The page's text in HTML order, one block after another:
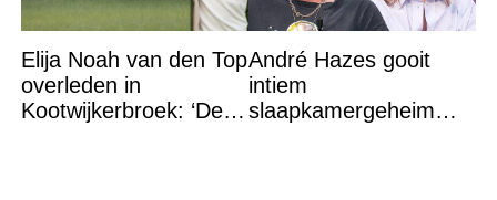
Elija Noah van den Top
overleden in
Kootwijkerbroek: ‘De
André Hazes gooit
intiem
slaapkamergeheim